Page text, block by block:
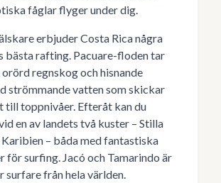
fåglar flyger under dig.
erbjuder Costa Rica några
bästa rafting. Pacuare-floden tar
regnskog och hisnande
strömmande vatten som skickar
till toppnivåer. Efteråt kan du
en av landets två kuster – Stilla
– båda med fantastiska
för surfing. Jacó och Tamarindo är
surfare från hela världen.